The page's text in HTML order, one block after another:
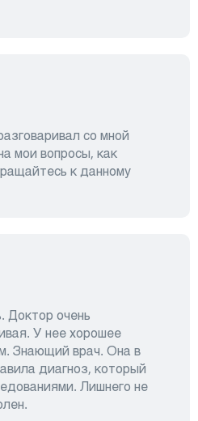
со мной
мои вопросы, как
к данному
Доктор очень
У нее хорошее
Знающий врач. Она в
диагноз, который
Лишнего не